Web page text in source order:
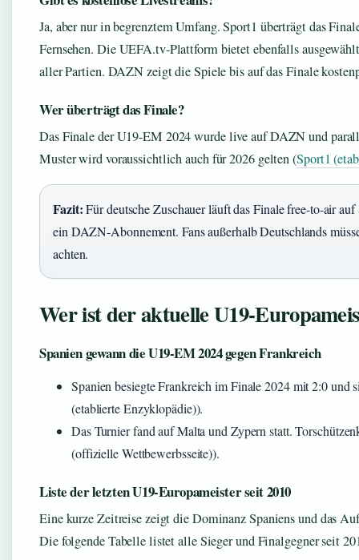
Ja, aber nur in begrenztem Umfang. Sport1 überträgt das
Fernsehen. Die UEFA.tv-Plattform bietet ebenfalls
aller Partien. DAZN zeigt die Spiele bis auf das Finale
Wer überträgt das Finale?
Das Finale der U19-EM 2024 wurde live auf DAZN und
Muster wird voraussichtlich auch für 2026 gelten (Sport1
Fazit:Für deutsche Zuschauer läuft das Finale free-to-air
ein DAZN-Abonnement. Fans außerhalb Deutschlands
achten.
Wer ist der aktuelle U19-
Spanien gewann die U19-EM 2024 gegen Frankreich
Spanien besiegte Frankreich im Finale 2024 mit 2:0 und
(etablierte Enzyklopädie)).
Das Turnier fand auf Malta und Zypern statt.
(offizielle Wettbewerbsseite)).
Liste der letzten U19-Europameister seit 2010
Eine kurze Zeitreise zeigt die Dominanz Spaniens und das
Die folgende Tabelle listet alle Sieger und Finalgegner seit